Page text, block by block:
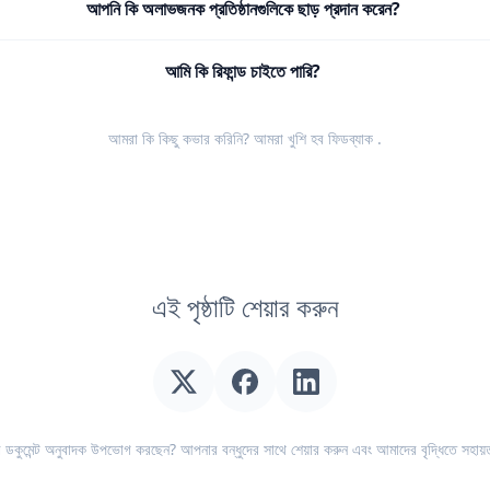
আপনি কি অলাভজনক প্রতিষ্ঠানগুলিকে ছাড় প্রদান করেন?
আমি কি রিফান্ড চাইতে পারি?
আমরা কি কিছু কভার করিনি? আমরা খুশি হব ফিডব্যাক .
এই পৃষ্ঠাটি শেয়ার করুন
ডকুমেন্ট অনুবাদক উপভোগ করছেন? আপনার বন্ধুদের সাথে শেয়ার করুন এবং আমাদের বৃদ্ধিতে